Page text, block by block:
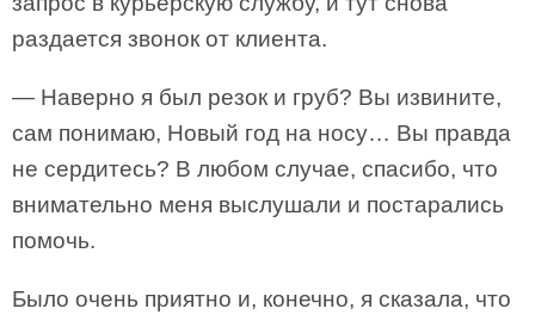
раздается звонок от клиента.
— Наверно я был резок и груб? Вы извините,
сам понимаю, Новый год на носу… Вы правда
не сердитесь? В любом случае, спасибо, что
внимательно меня выслушали и постарались
помочь.
Было очень приятно и, конечно, я сказала, что